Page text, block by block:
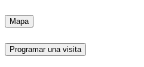
Mapa
Programar una visita